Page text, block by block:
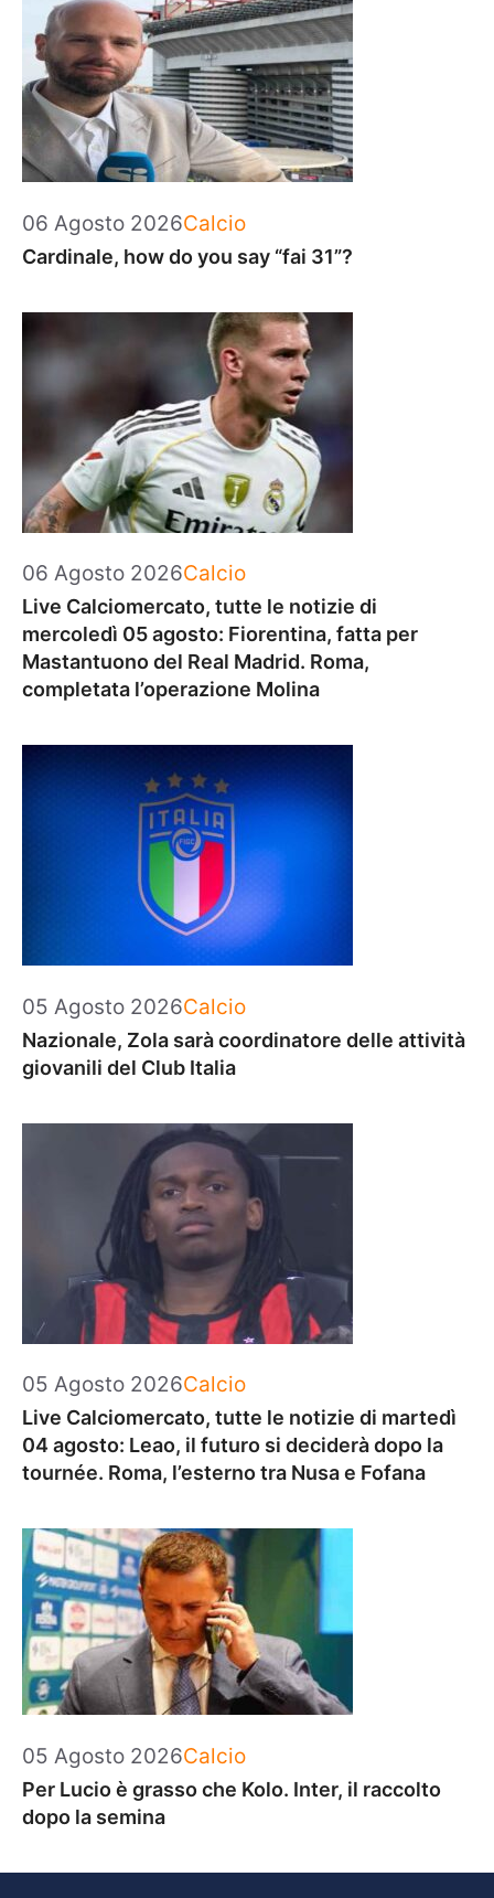
06 Agosto 2026Categorie
Calcio
Cardinale, how do you say “fai 31”?
06 Agosto 2026Categorie
Calcio
Live Calciomercato, tutte le notizie di
mercoledì 05 agosto: Fiorentina, fatta per
Mastantuono del Real Madrid. Roma,
completata l’operazione Molina
05 Agosto 2026Categorie
Calcio
Nazionale, Zola sarà coordinatore delle attività
giovanili del Club Italia
05 Agosto 2026Categorie
Calcio
Live Calciomercato, tutte le notizie di martedì
04 agosto: Leao, il futuro si deciderà dopo la
tournée. Roma, l’esterno tra Nusa e Fofana
05 Agosto 2026Categorie
Calcio
Per Lucio è grasso che Kolo. Inter, il raccolto
dopo la semina